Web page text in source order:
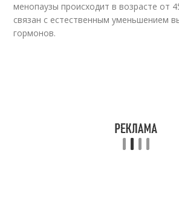
менопаузы происходит в возрасте от
связан с естественным уменьшением
гормонов.